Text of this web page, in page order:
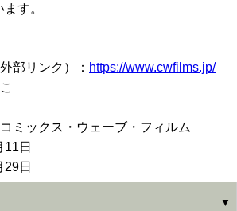
す。
部リンク）： https://www.cwfilms.jp/
ミックス・ウェーブ・フィルム
日
日
▼